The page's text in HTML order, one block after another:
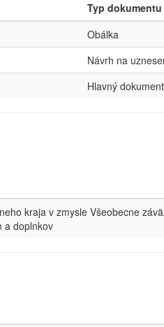
Typ dokumentu
Obálka
Návrh na
Hlavný dokument
kraja v zmysle Všeobecne
a doplnkov